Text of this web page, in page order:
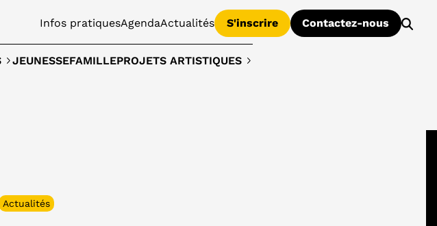
JEUNESSEFAMILLEPROJETS ARTISTIQUES
Infos pratiquesAgendaActualités S'inscrire Contactez-nous
Actualités